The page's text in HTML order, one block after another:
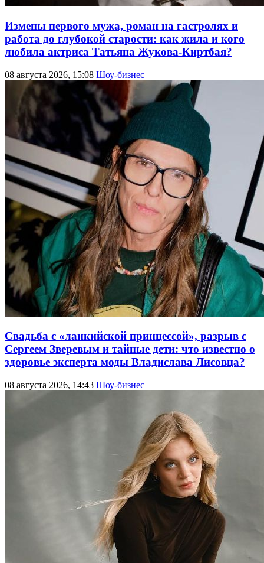
Измены первого мужа, роман на гастролях и
работа до глубокой старости: как жила и кого
любила актриса Татьяна Жукова-Киртбая?
08 августа 2026, 15:08 Шоу-бизнес
Свадьба с «ланкийской принцессой», разрыв с
Сергеем Зверевым и тайные дети: что известно о
здоровье эксперта моды Владислава Лисовца?
08 августа 2026, 14:43 Шоу-бизнес